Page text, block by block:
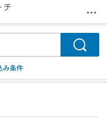
メ
検索
み条件